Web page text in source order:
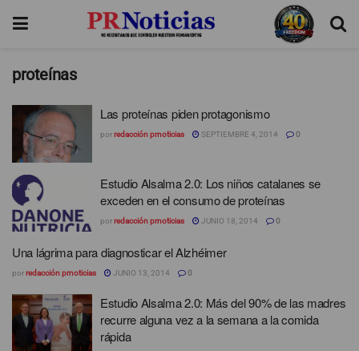
proteínas
Las proteínas piden protagonismo
porredacción prnoticias SEPTIEMBRE 4, 2014 0
Estudio Alsalma 2.0: Los niños catalanes se
exceden en el consumo de proteínas
porredacción prnoticias JUNIO 18, 2014 0
Una lágrima para diagnosticar el Alzhéimer
porredacción prnoticias JUNIO 13, 2014 0
Estudio Alsalma 2.0: Más del 90% de las madres
recurre alguna vez a la semana a la comida
rápida